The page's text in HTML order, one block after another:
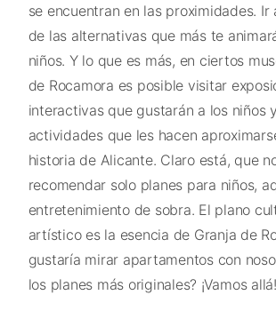
se encuentran en las proximidades. Ir
de las alternativas que más te
niños. Y lo que es más, en ciertos
de Rocamora es posible visitar
interactivas que gustarán a los niños
actividades que les hacen
historia de Alicante. Claro está, que
recomendar solo planes para niños,
entretenimiento de sobra. El plano
artístico es la esencia de Granja de
gustaría mirar apartamentos con
los planes más originales? ¡Vamos allá!